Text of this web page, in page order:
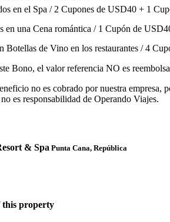
en el Spa / 2 Cupones de USD40 + 1
en una Cena romántica / 1 Cupón de
Botellas de Vino en los restaurantes / 4
Bono, el valor referencia NO es
no es cobrado por nuestra empresa,
es responsabilidad de Operando Viajes.
& Spa Punta Cana, República
this property